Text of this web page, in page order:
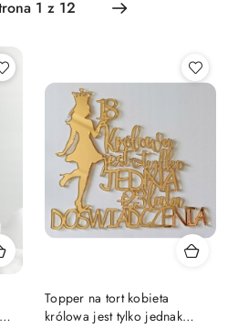
Topper na tort kobieta
królowa jest tylko jednak